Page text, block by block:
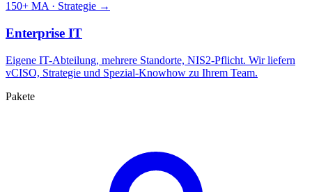
150+ MA · Strategie →
Enterprise IT
Eigene IT-Abteilung, mehrere Standorte, NIS2-Pflicht. Wir liefern
vCISO, Strategie und Spezial-Knowhow zu Ihrem Team.
Pakete